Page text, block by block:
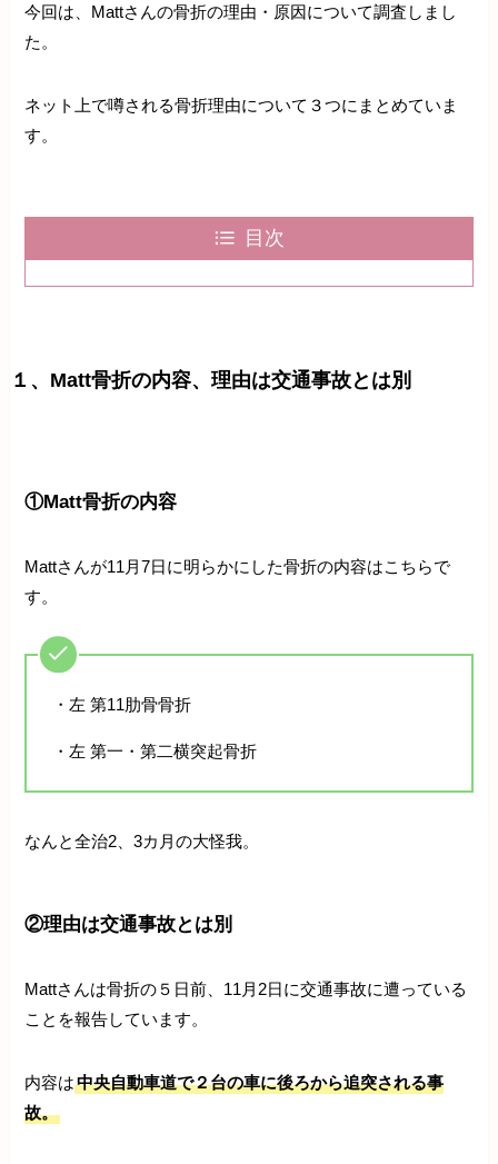
今回は、Mattさんの骨折の理由・原因について調査しまし
た。
ネット上で噂される骨折理由について３つにまとめていま
す。
目次
１、Matt骨折の内容、理由は交通事故とは別
①Matt骨折の内容
Mattさんが11月7日に明らかにした骨折の内容はこちらで
す。
・左 第11肋骨骨折
・左 第一・第二横突起骨折
なんと全治2、3カ月の大怪我。
②理由は交通事故とは別
Mattさんは骨折の５日前、11月2日に交通事故に遭っている
ことを報告しています。
内容は中央自動車道で２台の車に後ろから追突される事
故。